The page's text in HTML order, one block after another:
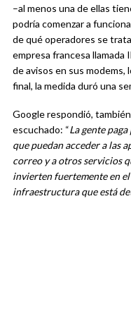
–al menos una de ellas
podría comenzar a
de qué operadores se
empresa francesa
de avisos en sus modems,
final, la medida duró una
Google respondió,
escuchado: “La gente
que puedan acceder a las
correo y a otros servicios
invierten fuertemente en
infraestructura que está